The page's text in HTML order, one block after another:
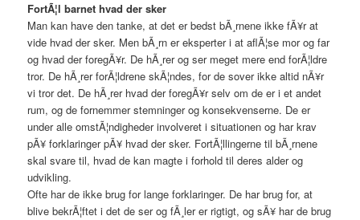
FortÃ¦l barnet hvad der sker
Man kan have den tanke, at det er bedst bÃ¸rnene ikke fÃ¥r at
vide hvad der sker. Men bÃ¸rn er eksperter i at aflÃ¦se mor og far
og hvad der foregÃ¥r. De hÃ¸rer og ser meget mere end forÃ¦ldre
tror. De hÃ¸rer forÃ¦ldrene skÃ¦ndes, for de sover ikke altid nÃ¥r
vi tror det. De hÃ¸rer hvad der foregÃ¥r selv om de er i et andet
rum, og de fornemmer stemninger og konsekvenserne. De er
under alle omstÃ¦ndigheder involveret i situationen og har krav
pÃ¥ forklaringer pÃ¥ hvad der sker. FortÃ¦llingerne til bÃ¸rnene
skal svare til, hvad de kan magte i forhold til deres alder og
udvikling.
Ofte har de ikke brug for lange forklaringer. De har brug for, at
blive bekrÃ¦ftet i det de ser og fÃ¸ler er rigtigt, og sÃ¥ har de brug